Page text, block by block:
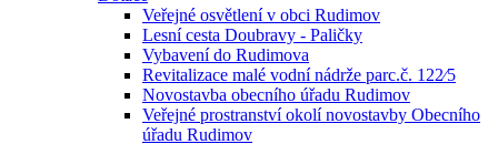
Veřejné osvětlení v obci Rudimov
Lesní cesta Doubravy - Paličky
Vybavení do Rudimova
Revitalizace malé vodní nádrže parc.č. 122⁄5
Novostavba obecního úřadu Rudimov
Veřejné prostranství okolí novostavby Obecního
úřadu Rudimov